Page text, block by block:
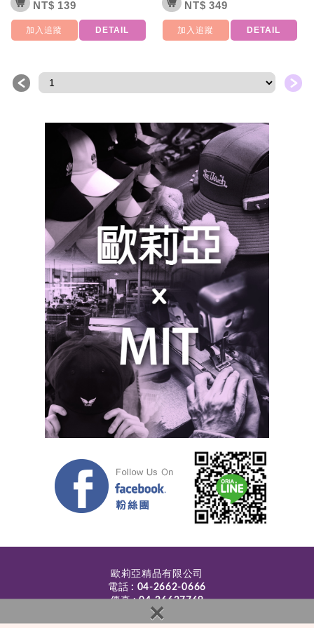
×
NT$ 139
加入追蹤 DETAIL
NT$ 349
加入追蹤 DETAIL
＜ ＞
歐莉亞精品有限公司
電話 : 04-2662-0666
傳真 : 04-26627769
LINE :@oria